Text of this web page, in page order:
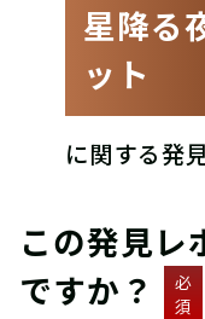
星降る
ット
に関する発
この発見レ
ですか？
必
須